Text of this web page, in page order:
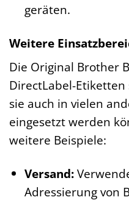
geräten.
Weitere
Die Original Brother
DirectLabel-Etiketten
sie auch in vielen
eingesetzt werden
weitere Beispiele:
Versand:
Adressierung von